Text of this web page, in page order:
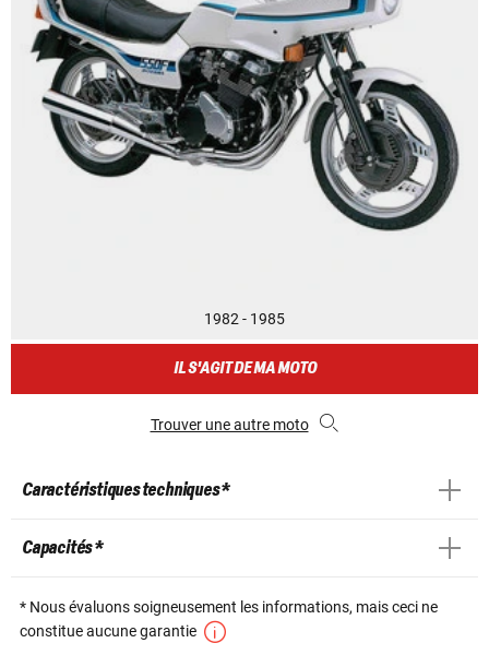
1982 - 1985
IL S'AGIT DE MA MOTO
Trouver une autre moto
Caractéristiques techniques *
Capacités *
* Nous évaluons soigneusement les informations, mais ceci ne
constitue aucune garantie